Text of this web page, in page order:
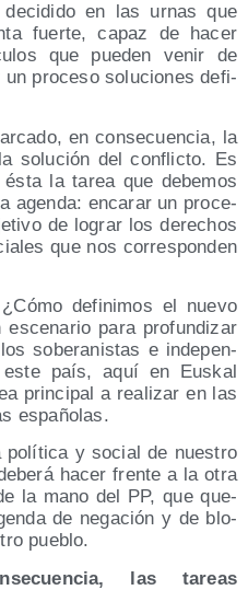
en las urnas que
fuer­te, capaz de hacer
que pue­den venir de
un pro­ce­so solu­cio­nes defi­
en con­se­cuen­cia, la
solu­ción del con­flic­to. Es
la tarea que debe­mos
agen­da: enca­rar un pro­ce­
de lograr los dere­chos
que nos corres­pon­den
defi­ni­mos el nue­vo
para pro­fun­di­zar
sobe­ra­nis­tas e inde­pen­
país, aquí en Eus­kal
prin­ci­pal a rea­li­zar en las
españolas.
polí­ti­ca y social de nues­tro
hacer fren­te a la otra
la mano del PP, que que­
de nega­ción y de blo­
pueblo.
las tareas